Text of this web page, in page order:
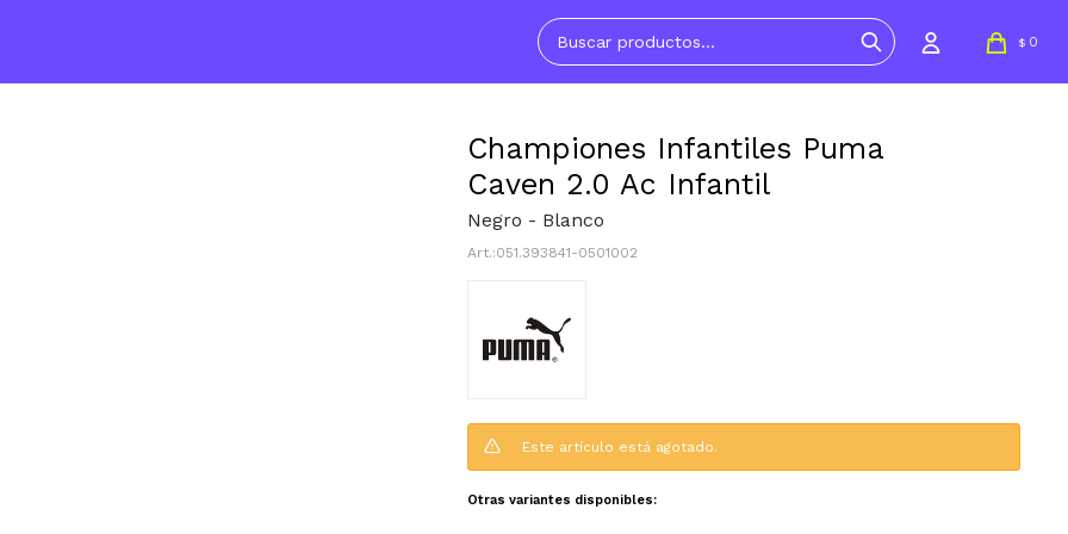
$ 0
Championes Infantiles Puma
Caven 2.0 Ac Infantil
Negro - Blanco
051.393841-0501002
Este artículo está agotado.
Otras variantes disponibles: